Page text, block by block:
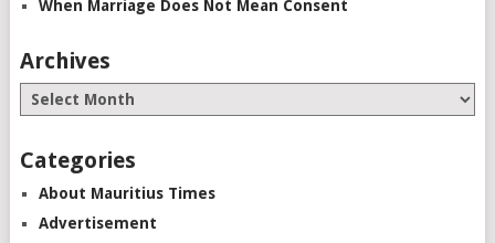
When Marriage Does Not Mean Consent
Archives
Categories
About Mauritius Times
Advertisement